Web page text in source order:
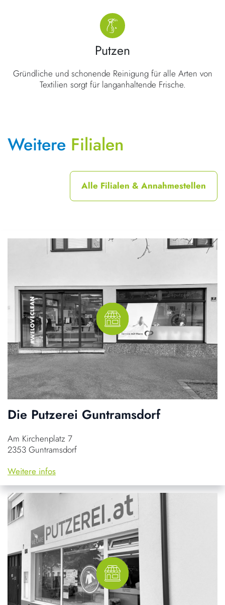
Putzen
Gründliche und schonende Reinigung für alle Arten von
Textilien sorgt für langanhaltende Frische.
Weitere Filialen
Alle Filialen & Annahmestellen
Die Putzerei Guntramsdorf
Am Kirchenplatz 7
2353 Guntramsdorf
Weitere infos